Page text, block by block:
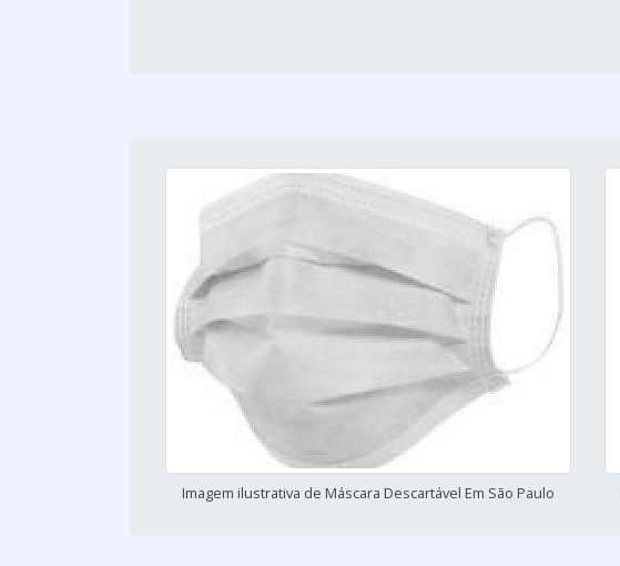
Imagem ilustrativa de Máscara Descartável Em São Paulo